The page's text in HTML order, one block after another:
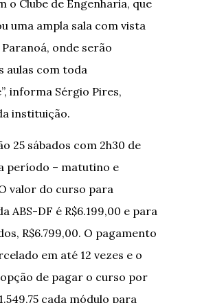
o Clube de Engenharia, que
uma ampla sala com vista
onde serão
aulas com toda
informa Sérgio Pires,
instituição.
25 sábados com 2h30 de
período – matutino e
valor do curso para
ABS-DF é R$6.199,00 e para
R$6.799,00. O pagamento
em até 12 vezes e o
de pagar o curso por
cada módulo para